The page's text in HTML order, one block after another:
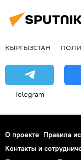
КЫРГЫЗСТАН
Telegram
О проекте Правила
Контакты и